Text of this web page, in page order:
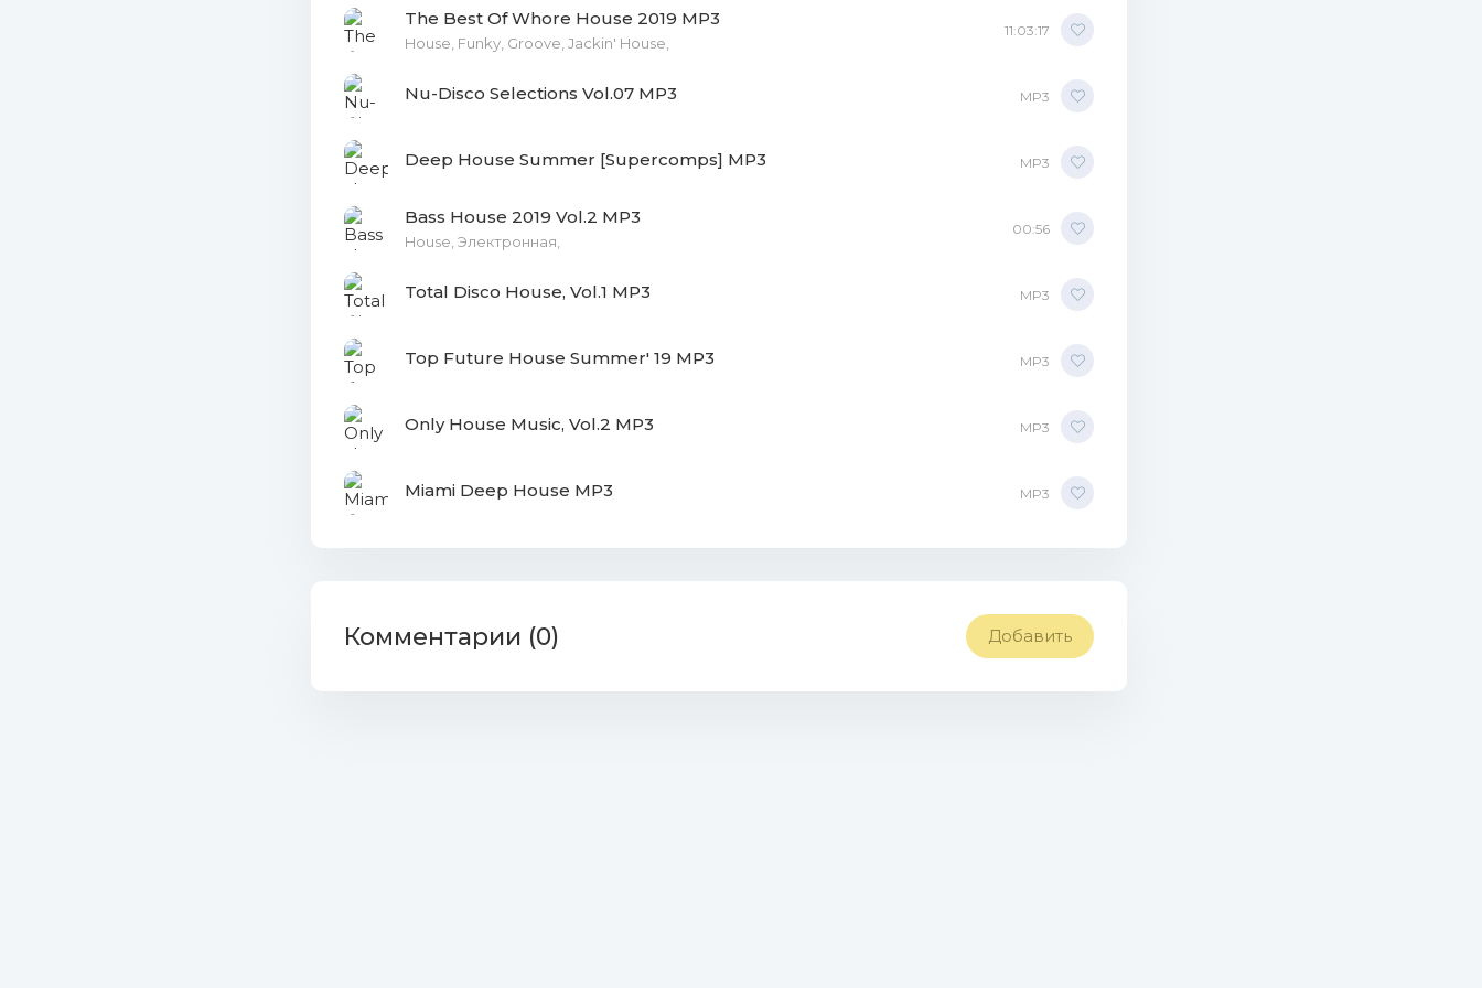
25. Sax Club ( Original Mix).mp3 (12.47 Mb)
The Best Of Whore House 2019 MP3
House, Funky, Groove, Jackin' House,
11:03:17
Nu-Disco Selections Vol.07 MP3 MP3
Deep House Summer [Supercomps] MP3 MP3
Bass House 2019 Vol.2 MP3
House, Электронная,
00:56
Total Disco House, Vol.1 MP3 MP3
Top Future House Summer' 19 MP3 MP3
Only House Music, Vol.2 MP3 MP3
Miami Deep House MP3 MP3
Комментарии (0) Добавить